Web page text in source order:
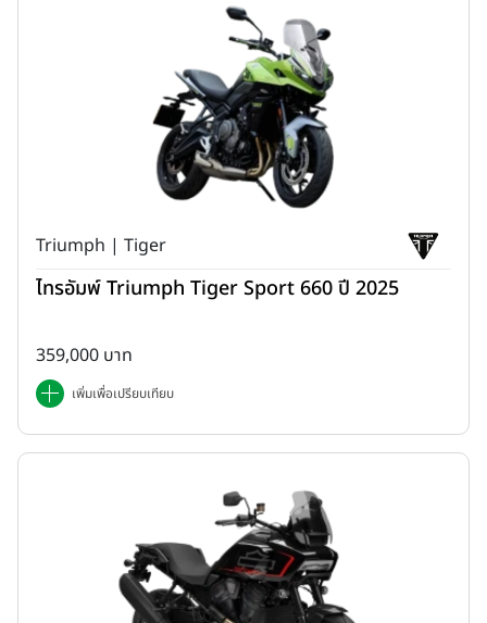
Triumph | Tiger
ไทรอัมพ์ Triumph Tiger Sport 660 ปี 2025
359,000 บาท
เพิ่มเพื่อเปรียบเทียบ